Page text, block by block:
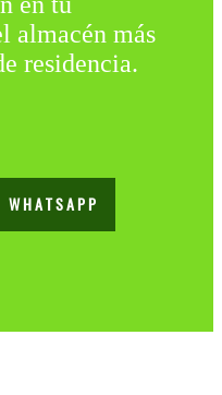
almacén más
residencia.
WHATSAPP